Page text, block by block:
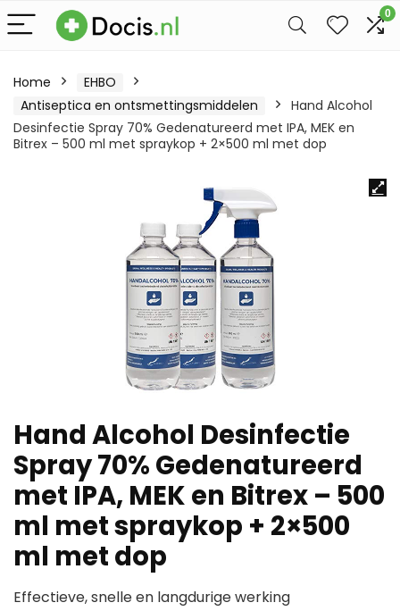
0
Home
EHBO
Antiseptica en ontsmettingsmiddelen
Hand Alcohol
Desinfectie Spray 70% Gedenatureerd met IPA, MEK en
Bitrex – 500 ml met spraykop + 2×500 ml met dop
Hand Alcohol Desinfectie
Spray 70% Gedenatureerd
met IPA, MEK en Bitrex – 500
ml met spraykop + 2×500
ml met dop
Effectieve, snelle en langdurige werking